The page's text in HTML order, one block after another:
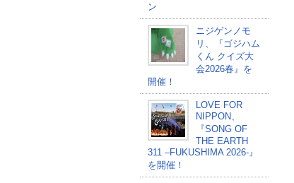
ン
ニジゲンノモ
リ、『ゴジハム
くん クイズ大
会2026春』を
開催！
LOVE FOR
NIPPON、
『SONG OF
THE EARTH
311 –FUKUSHIMA 2026-』
を開催！